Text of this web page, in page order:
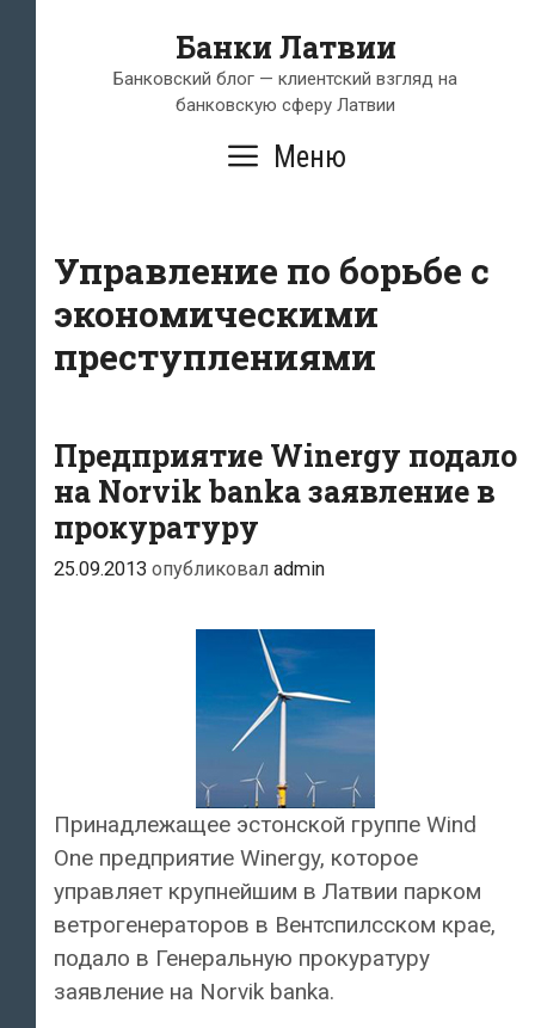
содержимому
Банки Латвии
Банковский блог — клиентский взгляд на
банковскую сферу Латвии
Меню
Управление по борьбе с
экономическими
преступлениями
Предприятие Winergy подало
на Norvik bankа заявление в
прокуратуру
25.09.2013 опубликовал admin
Принадлежащее эстонской группе Wind
One предприятие Winergy, которое
управляет крупнейшим в Латвии парком
ветрогенераторов в Вентспилсском крае,
подало в Генеральную прокуратуру
заявление на Norvik banka.